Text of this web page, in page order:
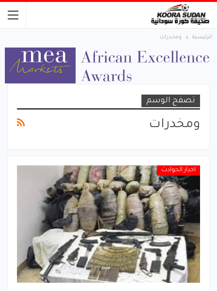
الرئيسية ومخدرات
تصفح الوسم
ومخدرات
اخبار الحوادث